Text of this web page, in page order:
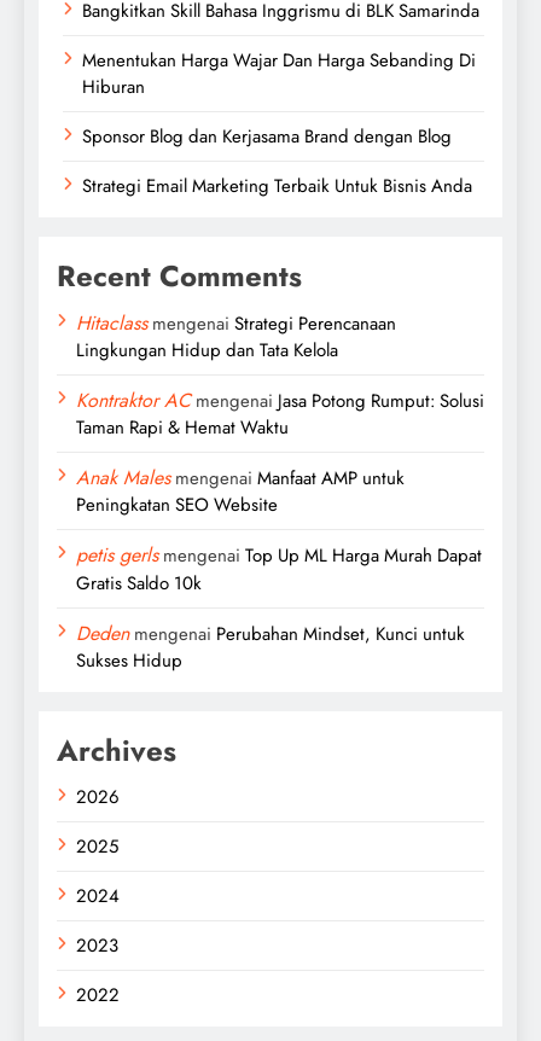
Bangkitkan Skill Bahasa Inggrismu di BLK Samarinda
Menentukan Harga Wajar Dan Harga Sebanding Di
Hiburan
Sponsor Blog dan Kerjasama Brand dengan Blog
Strategi Email Marketing Terbaik Untuk Bisnis Anda
Recent Comments
Hitaclassmengenai Strategi Perencanaan
Lingkungan Hidup dan Tata Kelola
Kontraktor ACmengenai Jasa Potong Rumput: Solusi
Taman Rapi & Hemat Waktu
Anak Malesmengenai Manfaat AMP untuk
Peningkatan SEO Website
petis gerlsmengenai Top Up ML Harga Murah Dapat
Gratis Saldo 10k
Dedenmengenai Perubahan Mindset, Kunci untuk
Sukses Hidup
Archives
2026
2025
2024
2023
2022